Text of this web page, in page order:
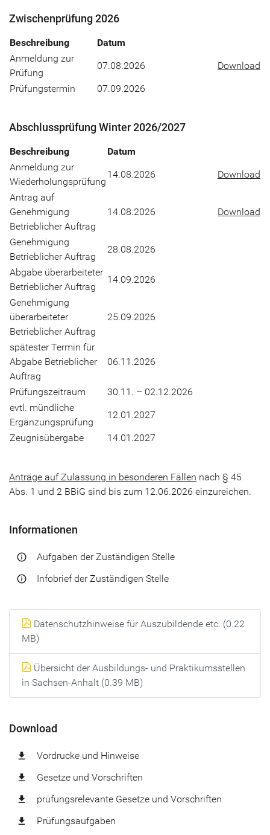
Zwischenprüfung 2026
Beschreibung
Datum
Anmeldung zur
Prüfung
07.08.2026
Download
Prüfungstermin
07.09.2026
Abschlussprüfung Winter 2026/2027
Beschreibung
Datum
Anmeldung zur
Wiederholungsprüfung
14.08.2026
Download
Antrag auf
Genehmigung
Betrieblicher Auftrag
14.08.2026 Download
Genehmigung
Betrieblicher Auftrag
28.08.2026
Abgabe überarbeiteter
Betrieblicher Auftrag
14.09.2026
Genehmigung
überarbeiteter
Betrieblicher Auftrag
25.09.2026
spätester Termin für
Abgabe Betrieblicher
Auftrag
06.11.2026
Prüfungszeitraum
30.11. – 02.12.2026
evtl. mündliche
Ergänzungsprüfung
12.01.2027
Zeugnisübergabe
14.01.2027
Anträge auf Zulassung in besonderen Fällen nach § 45
Abs. 1 und 2 BBiG sind bis zum 12.06.2026 einzureichen.
Informationen
info_outline Aufgaben der Zuständigen Stelle
info_outline Infobrief der Zuständigen Stelle
Datenschutzhinweise für Auszubildende etc. (0.22
MB)
Übersicht der Ausbildungs- und Praktikumsstellen
in Sachsen-Anhalt (0.39 MB)
Download
file_download Vordrucke und Hinweise
file_download Gesetze und Vorschriften
file_download prüfungsrelevante Gesetze und Vorschriften
file_download Prüfungsaufgaben